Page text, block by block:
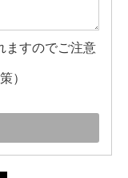
ますのでご注意
）